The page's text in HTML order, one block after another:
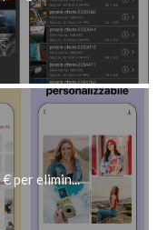
per elimin...